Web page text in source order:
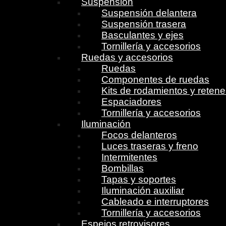
Suspensión delantera
Suspensión trasera
Basculantes y ejes
Tornillería y accesorios
Ruedas y accesorios
Ruedas
Componentes de ruedas
Kits de rodamientos y
Espaciadores
Tornillería y accesorios
Iluminación
Focos delanteros
Luces traseras y freno
Intermitentes
Bombillas
Tapas y soportes
Iluminación auxiliar
Cableado e interruptores
Tornillería y accesorios
Espejos retrovisores